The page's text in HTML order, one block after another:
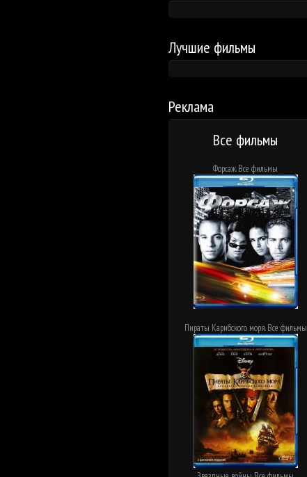
Лучшие фильмы
Реклама
Все фильмы
Форсаж. Все фильмы
Пираты Карибского моря. Все фильмы